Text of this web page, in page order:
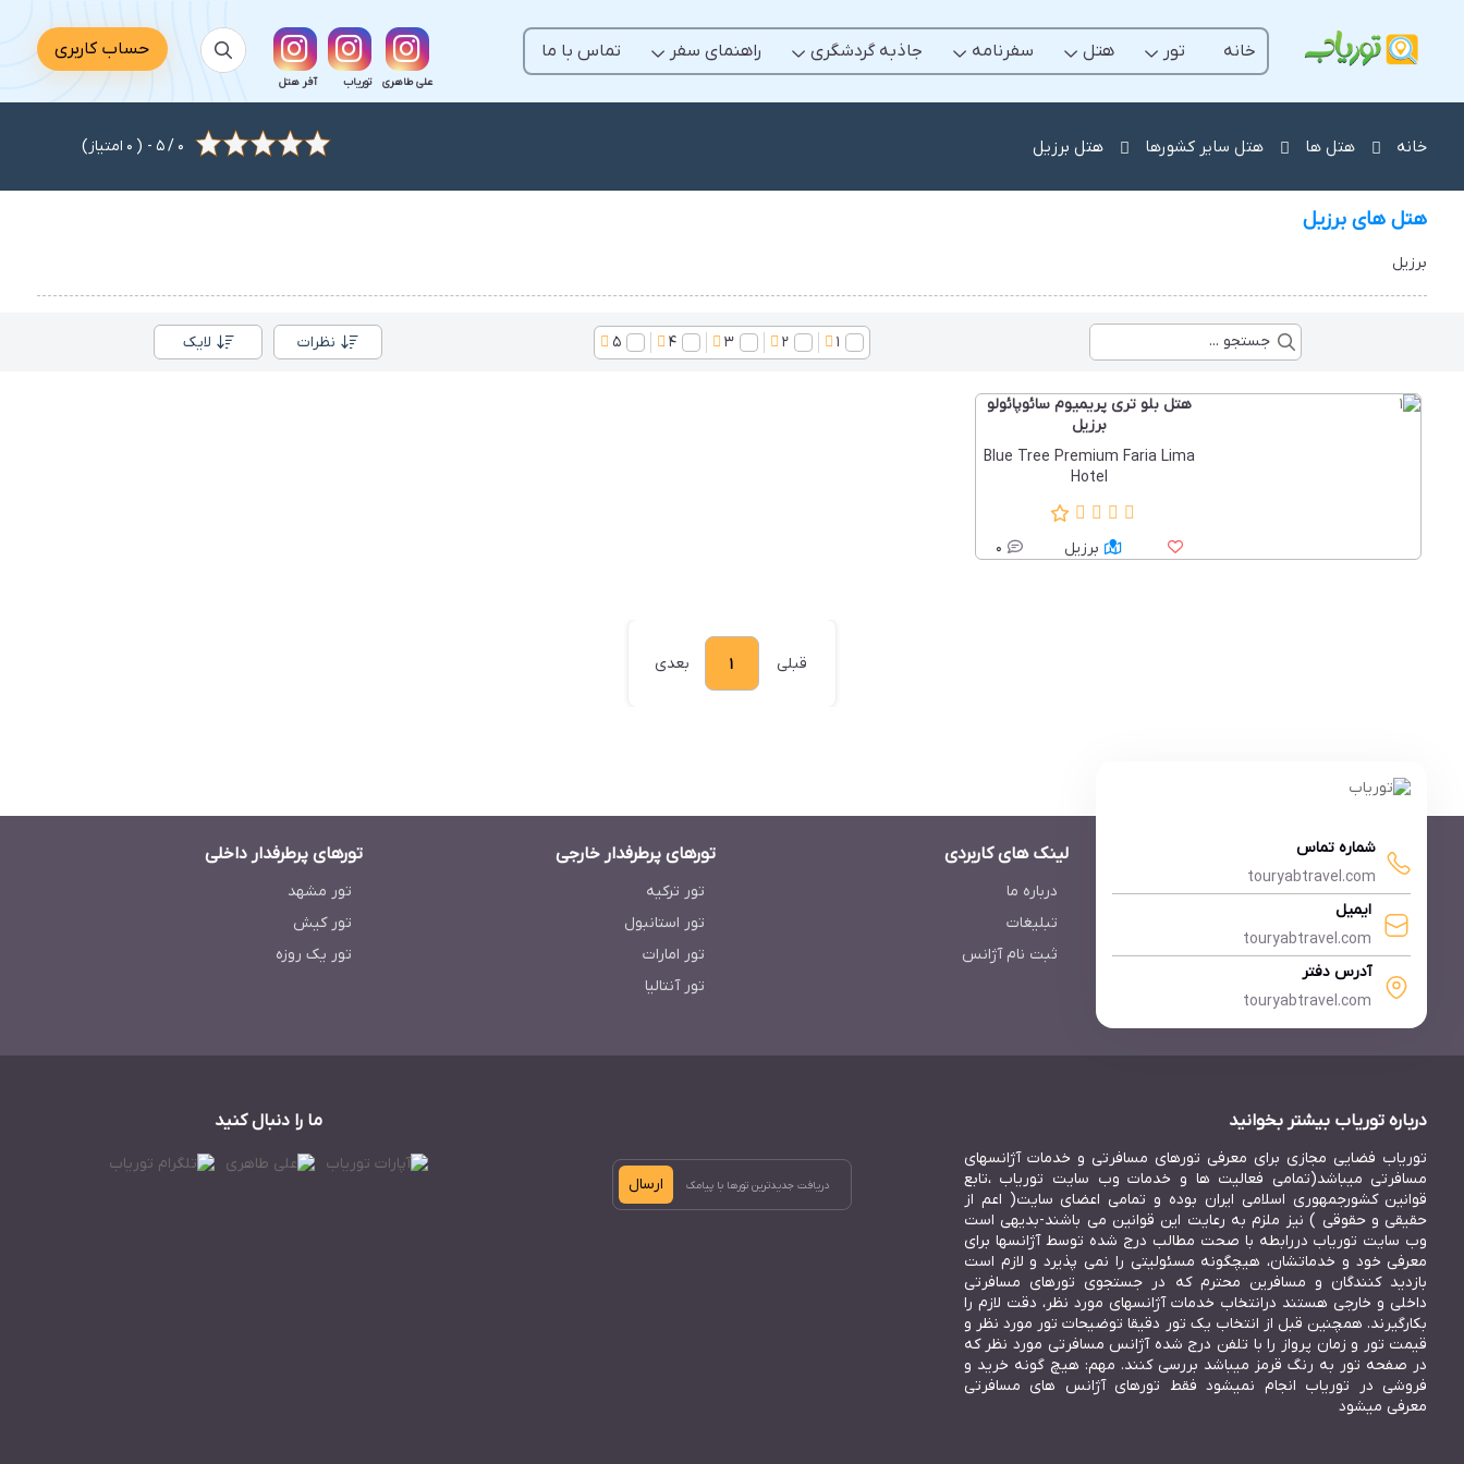
خانه تور هتل سفرنامه جاذبه گردشگری راهنمای سفر تماس با ما
علی طاهری توریاب آفر هتل
حساب کاربری
خانه هتل ها هتل سایر کشورها هتل برزیل 0
/
5
- (
0 امتیاز)
هتل های برزیل
برزیل
1
2
3
4
5 نظرات لایک
هتل بلو تری پریمیوم سائوپائولو
برزیل
Blue Tree Premium Faria Lima
Hotel
برزیل 0
قبلی 1 بعدی
شماره تماس
touryabtravel.com
ایمیل
touryabtravel.com
آدرس دفتر
touryabtravel.com
لینک های کاربردی
درباره ما
تبلیغات
ثبت نام آژانس
تورهای پرطرفدار خارجی
تور ترکیه
تور استانبول
تور امارات
تور آنتالیا
تورهای پرطرفدار داخلی
تور مشهد
تور کیش
تور یک روزه
درباره توریاب بیشتر بخوانید
توریاب فضایی مجازی برای معرفی تورهای مسافرتی و خدمات آژانسهای
مسافرتی میباشد(تمامی فعالیت ها و خدمات وب سایت توریاب ،تابع
قوانین کشورجمهوری اسلامی ایران بوده و تمامی اعضای سایت( اعم از
حقیقی و حقوقی ) نیز ملزم به رعایت این قوانین می باشند-بدیهی است
وب سایت توریاب دررابطه با صحت مطالب درج شده توسط آژانسها برای
معرفی خود و خدماتشان، هیچگونه مسئولیتی را نمی پذیرد و لازم است
بازدید کنندگان و مسافرین محترم که در جستجوی تورهای مسافرتی
داخلی و خارجی هستند درانتخاب خدمات آژانسهای مورد نظر، دقت لازم را
بکارگیرند. همچنین قبل از انتخاب یک تور دقیقا توضیحات تور مورد نظر و
قیمت تور و زمان پرواز را با تلفن درج شده آژانس مسافرتی مورد نظر که
در صفحه تور به رنگ قرمز میباشد بررسی کنند. مهم: هیچ گونه خرید و
فروشی در توریاب انجام نمیشود فقط تورهای آژانس های مسافرتی
معرفی میشود
ارسال
ما را دنبال کنید